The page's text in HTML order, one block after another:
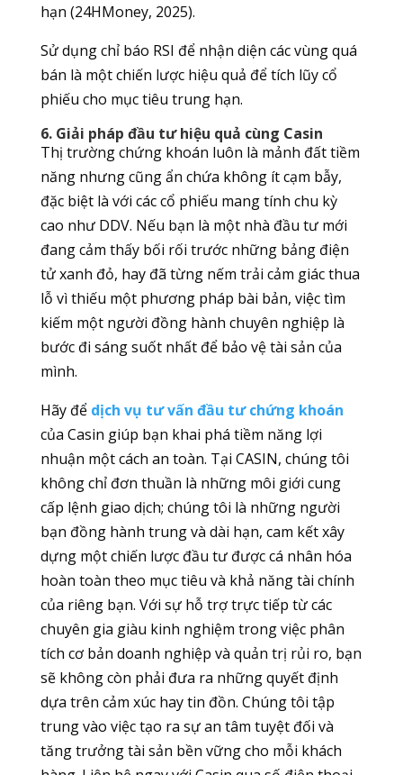
hạn (24HMoney, 2025).
Sử dụng chỉ báo RSI để nhận diện các vùng quá
bán là một chiến lược hiệu quả để tích lũy cổ
phiếu cho mục tiêu trung hạn.
6. Giải pháp đầu tư hiệu quả cùng Casin
Thị trường chứng khoán luôn là mảnh đất tiềm
năng nhưng cũng ẩn chứa không ít cạm bẫy,
đặc biệt là với các cổ phiếu mang tính chu kỳ
cao như DDV. Nếu bạn là một nhà đầu tư mới
đang cảm thấy bối rối trước những bảng điện
tử xanh đỏ, hay đã từng nếm trải cảm giác thua
lỗ vì thiếu một phương pháp bài bản, việc tìm
kiếm một người đồng hành chuyên nghiệp là
bước đi sáng suốt nhất để bảo vệ tài sản của
mình.
Hãy để dịch vụ tư vấn đầu tư chứng khoán
của Casin giúp bạn khai phá tiềm năng lợi
nhuận một cách an toàn. Tại CASIN, chúng tôi
không chỉ đơn thuần là những môi giới cung
cấp lệnh giao dịch; chúng tôi là những người
bạn đồng hành trung và dài hạn, cam kết xây
dựng một chiến lược đầu tư được cá nhân hóa
hoàn toàn theo mục tiêu và khả năng tài chính
của riêng bạn. Với sự hỗ trợ trực tiếp từ các
chuyên gia giàu kinh nghiệm trong việc phân
tích cơ bản doanh nghiệp và quản trị rủi ro, bạn
sẽ không còn phải đưa ra những quyết định
dựa trên cảm xúc hay tin đồn. Chúng tôi tập
trung vào việc tạo ra sự an tâm tuyệt đối và
tăng trưởng tài sản bền vững cho mỗi khách